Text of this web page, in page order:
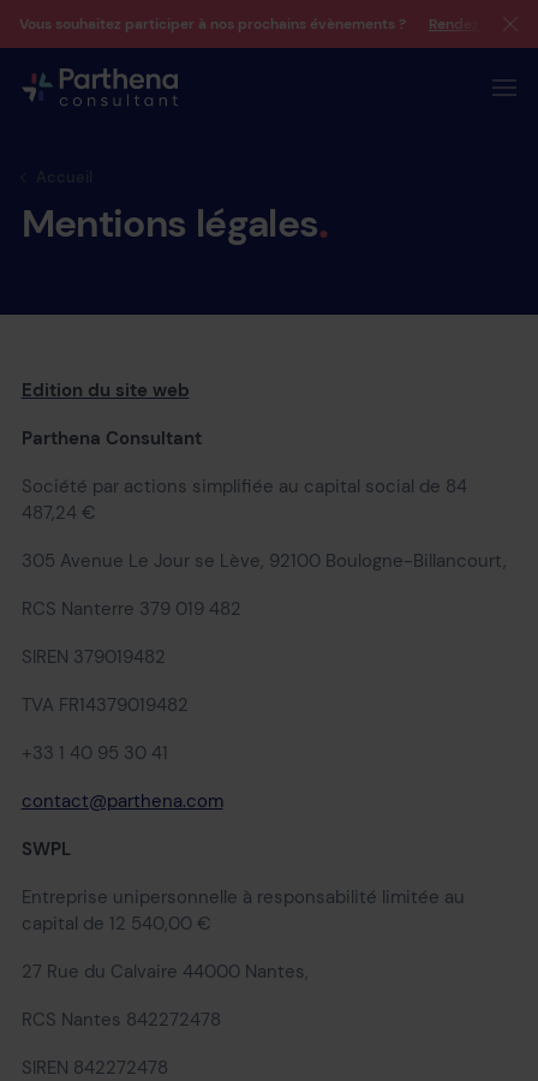
Vous souhaitez participer à nos prochains évènements ? Rendez-vous
Mentions légales
Edition du site web
Parthena Consultant
Société par actions simplifiée au capital social de 84
487,24 €
305 Avenue Le Jour se Lève, 92100 Boulogne-Billancourt,
RCS Nanterre 379 019 482
SIREN 379019482
TVA FR14379019482
+33 1 40 95 30 41
contact@parthena.com
SWPL
Entreprise unipersonnelle à responsabilité limitée au
capital de 12 540,00 €
27 Rue du Calvaire 44000 Nantes,
RCS Nantes 842272478
SIREN 842272478